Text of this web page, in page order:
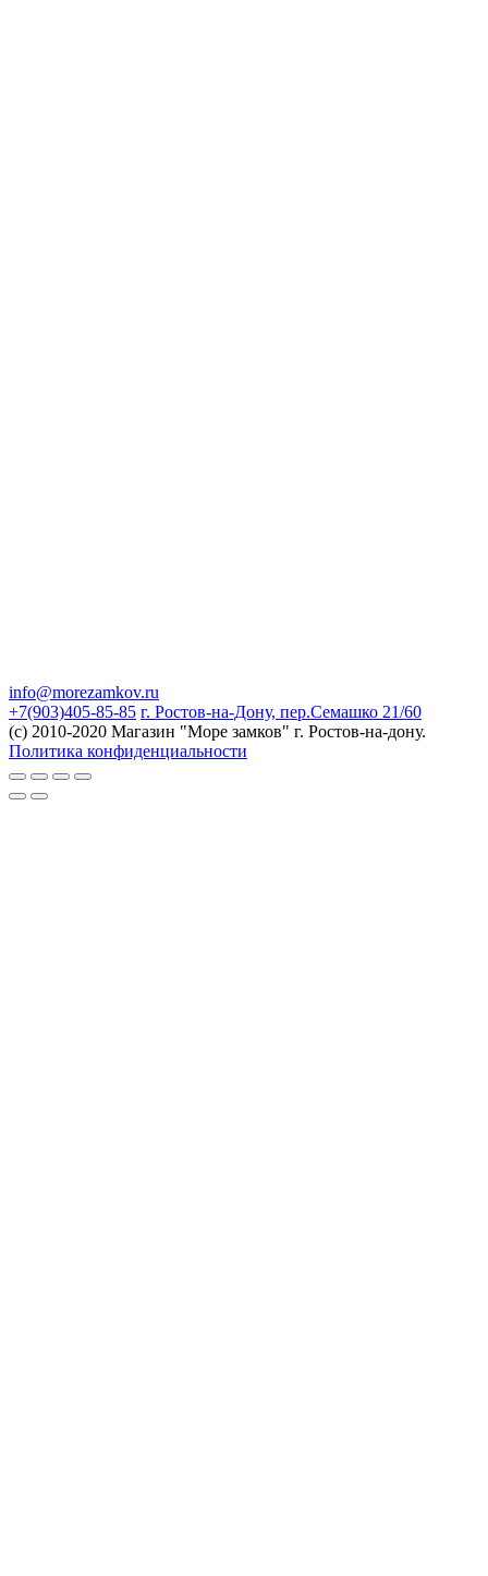
info@morezamkov.ru
+7(903)405-85-85 г. Ростов-на-Дону, пер.Семашко 21/60
(c) 2010-2020 Магазин "Море замков" г. Ростов-на-дону.
Политика конфиденциальности